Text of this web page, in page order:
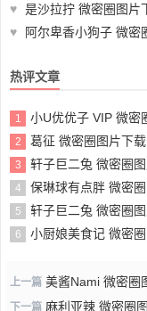
♥ 是沙拉拧 微密圈图片下载分
♥
阿尔卑香小狗子 微密圈图片下
热评文章
1 小U优优子 VIP 微密圈图片下
2 葛征 微密圈图片下
3 轩子巨二兔 微密圈图片下载
4 保琳球有点胖 微密圈
5 轩子巨二兔 微密圈图片下载
6 小厨娘美食记 微密
上一篇 美酱Nami 微密圈
下一篇 麻利亚辣 微密圈